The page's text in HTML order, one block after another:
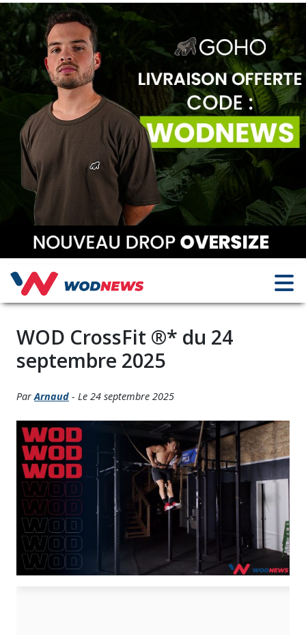
WOD CrossFit ®* du 24
septembre 2025
ParArnaud - Le 24 septembre 2025